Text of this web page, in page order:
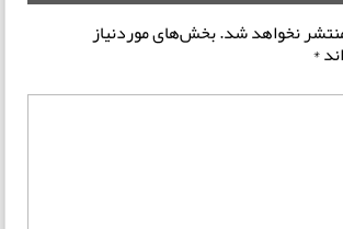
نخواهد شد.بخش‌های موردنیاز
*